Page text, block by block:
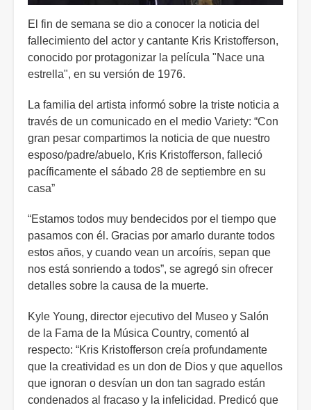
El fin de semana se dio a conocer la noticia del
fallecimiento del actor y cantante Kris Kristofferson,
conocido por protagonizar la película "Nace una
estrella", en su versión de 1976.
La familia del artista informó sobre la triste noticia a
través de un comunicado en el medio Variety: “Con
gran pesar compartimos la noticia de que nuestro
esposo/padre/abuelo, Kris Kristofferson, falleció
pacíficamente el sábado 28 de septiembre en su
casa”
“Estamos todos muy bendecidos por el tiempo que
pasamos con él. Gracias por amarlo durante todos
estos años, y cuando vean un arcoíris, sepan que
nos está sonriendo a todos”, se agregó sin ofrecer
detalles sobre la causa de la muerte.
Kyle Young, director ejecutivo del Museo y Salón
de la Fama de la Música Country, comentó al
respecto: “Kris Kristofferson creía profundamente
que la creatividad es un don de Dios y que aquellos
que ignoran o desvían un don tan sagrado están
condenados al fracaso y la infelicidad. Predicó que